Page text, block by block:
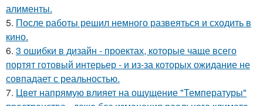
алименты.
5. После работы решил немного развеяться и сходить в
кино.
6. 3 ошибки в дизайн - проектах, которые чаще всего
портят готовый интерьер - и из-за которых ожидание не
совпадает с реальностью.
7. Цвет напрямую влияет на ощущение "Температуры"